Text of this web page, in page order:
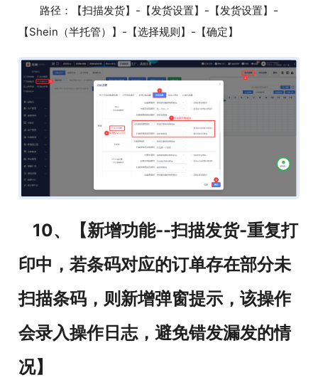
路径：【扫描发货】-【发货设置】-【发货设置】-
【Shein（半托管）】-【选择规则】-【确定】
10、【新增功能--扫描发货-重复打
印中，若条码对应的订单存在部分未
扫描条码，则新增弹窗提示，该操作
会录入操作日志，避免错发漏发的情
况】